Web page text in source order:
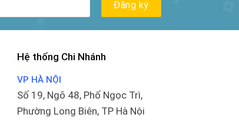
Hệ thống Chi Nhánh
VP HÀ NỘI
Số 19, Ngõ 48, Phố Ngọc Trì,
Phường Long Biên, TP Hà Nội